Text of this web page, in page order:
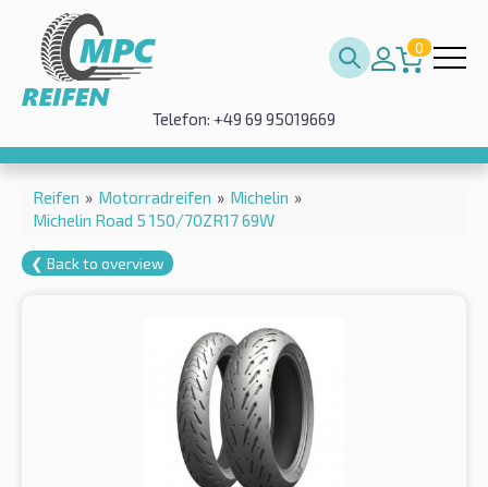
0
Telefon: +49 69 95019669
Reifen » Motorradreifen » Michelin »
Michelin Road 5 150/70ZR17 69W
❮ Back to overview